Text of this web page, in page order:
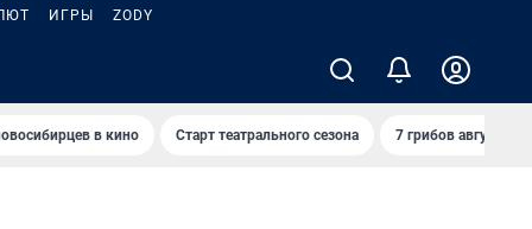
ИГРЫ ZODY
в кино Старт театрального сезона 7 грибов августа